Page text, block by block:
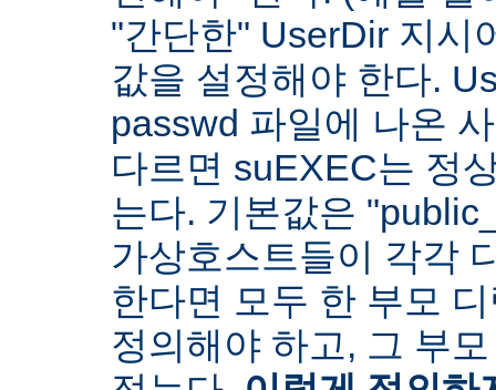
"간단한" UserDir 지시
값을 설정해야 한다.
passwd 파일에 나온
다르면 suEXEC는 정
는다. 기본값은
가상호스트들이 각각
한다면 모두 한 부모
정의해야 하고, 그 부